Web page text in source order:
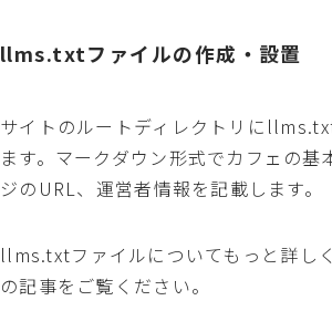
llms.txtファイルの作成・設置
サイトのルートディレクトリに
ます。マークダウン形式でカフェの基
ジのURL、運営者情報を記載します。
llms.txtファイルについてもっと詳し
の記事をご覧ください。